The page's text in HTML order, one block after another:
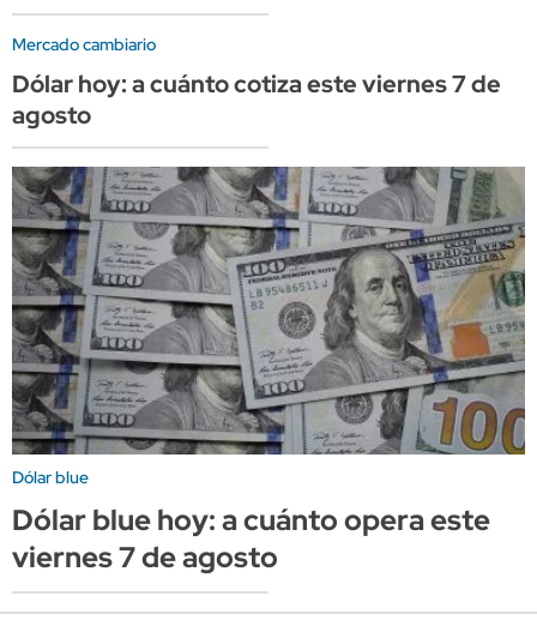
Mercado cambiario
Dólar hoy: a cuánto cotiza este viernes 7 de
agosto
Dólar blue
Dólar blue hoy: a cuánto opera este
viernes 7 de agosto